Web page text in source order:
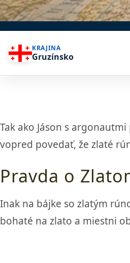
KRAJINA
Gruzínsko
Tak ako Jáson s
vopred povedať, že zlaté
Pravda o
Inak na bájke so zlatým
bohaté na zlato a miestni